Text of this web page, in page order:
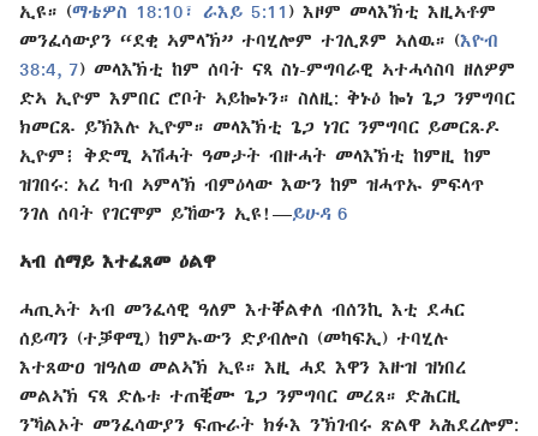
ኢዩ። (ማቴዎስ 18:⁠10፣ ራእይ 5:​11 ) እዞም መላእኽቲ እዚኣቶም
መንፈሳውያን “ደቂ ኣምላኽ” ተባሂሎም ተገሊጾም ኣለዉ። (እዮብ
38:​4,
7) መላእኽቲ ከም ሰባት ናጻ ስነ⁠-​ምግባራዊ ኣተሓሳስባ ዘለዎም
ድኣ ኢዮም እምበር ሮቦት ኣይኰኑን። ስለዚ: ቅኑዕ ኰነ ጌጋ ንምግባር
ክመርጹ ይኽእሉ ኢዮም። መላእኽቲ ጌጋ ነገር ንምግባር ይመርጹዶ
ኢዮም፧ ቅድሚ ኣሽሓት ዓመታት ብዙሓት መላእኽቲ ከምዚ ከም
ዝገበሩ: አረ ካብ ኣምላኽ ብምዕላው እውን ከም ዝሓጥኡ ምፍላጥ
ንገለ ሰባት የገርሞም ይኸውን ኢዩ!​—⁠ይሁዳ 6
ኣብ ሰማይ እተፈጸመ ዕልዋ
ሓጢኣት ኣብ መንፈሳዊ ዓለም እተቐልቀለ ብሰንኪ እቲ ደሓር
ሰይጣን (ተቓዋሚ) ከምኡውን ድያብሎስ (መካፍኢ) ተባሂሉ
እተጸውዐ ዝዓለወ መልኣኽ ኢዩ። እዚ ሓደ እዋን እዙዝ ዝነበረ
መልኣኽ ናጻ ድሌቱ ተጠቒሙ ጌጋ ንምግባር መረጸ። ድሕርዚ
ንኻልኦት መንፈሳውያን ፍጡራት ክፉእ ንኽገብሩ ጽልዋ ኣሕደረሎም: